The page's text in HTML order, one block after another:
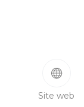
Site web